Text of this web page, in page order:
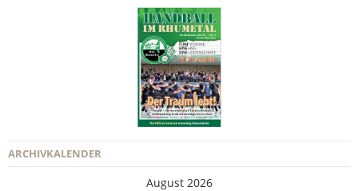
ARCHIVKALENDER
August 2026